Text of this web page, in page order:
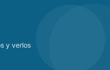
y verlos